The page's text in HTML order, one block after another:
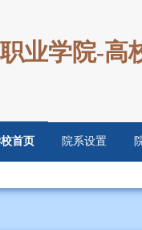
业学院-高
首页 院系设置